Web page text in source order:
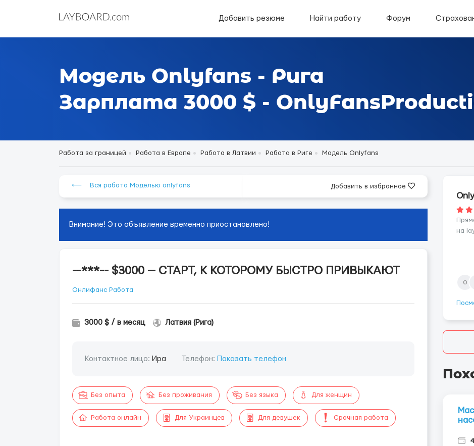
Добавить резюме Найти работу Форум
Модель Onlyfans - Рига
Зарплата 3000 $ -
Работа за границей Работа в Европе Работа в Латвии Работа в Риге Модель Onlyfans
⟵ Вся работа Моделью onlyfans Добавить в избранное
Внимание! Это объявление временно приостановлено!
--***-- $3000 — СТАРТ, К КОТОРОМУ БЫСТРО ПРИВЫКАЮТ
Онлифанс Работа
3000 $ / в месяц Латвия (Рига)
Контактное лицо: Ира Телефон: Показать телефон
Без опыта Без проживания Без языка Для женщин
Работа онлайн Для Украинцев Для девушек Срочная работа
на
o